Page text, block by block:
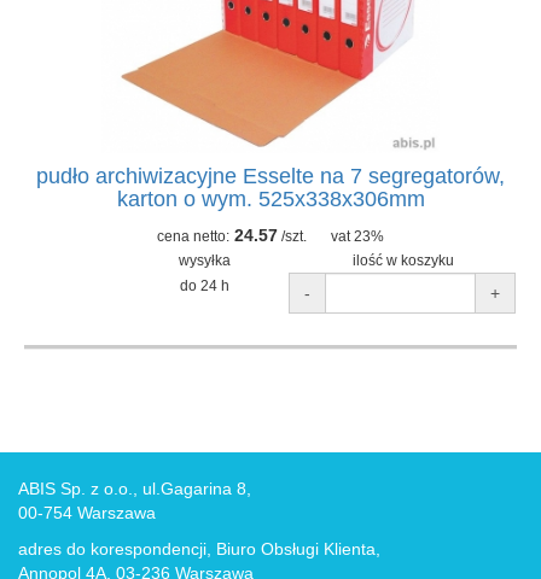
pudło archiwizacyjne Esselte na 7 segregatorów,
karton o wym. 525x338x306mm
cena netto: 24.57 /szt.
vat 23%
wysyłka
ilość w koszyku
do 24 h
- +
ABIS Sp. z o.o., ul.Gagarina 8,
00-754 Warszawa
adres do korespondencji, Biuro Obsługi Klienta,
Annopol 4A, 03-236 Warszawa